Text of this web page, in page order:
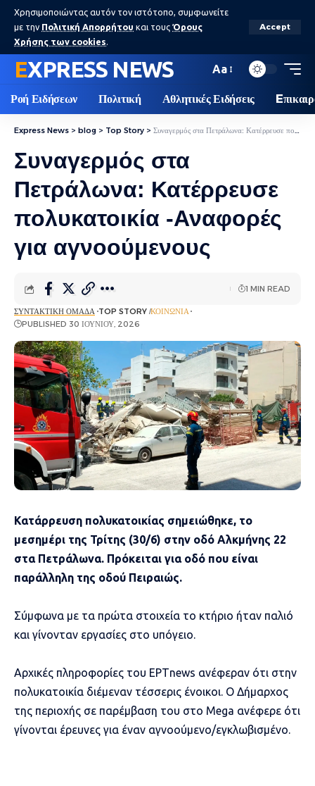
Χρησιμοποιώντας αυτόν τον ιστότοπο, συμφωνείτε
με την Πολιτική Απορρήτου και τους Όρους
Χρήσης των cookies.
Accept
EXPRESS NEWS Aa
Ροή Ειδήσεων Πολιτική Αθλητικές Ειδήσεις
Express News > blog > Top Story > Συναγερμός στα Πετράλωνα: Κατέρρευσε πολυκατοικία -Αναφορές για αγνοούμενους
Συναγερμός στα
Πετράλωνα: Κατέρρευσε
πολυκατοικία -Αναφορές
για αγνοούμενους
ΣΥΝΤΑΚΤΙΚΉ ΟΜΆΔΑ TOP STORY ΚΟΙΝΩΝΊΑ
PUBLISHED 30 ΙΟΥΝΊΟΥ, 2026
1 MIN READ
Κατάρρευση πολυκατοικίας σημειώθηκε, το
μεσημέρι της Τρίτης (30/6) στην οδό Αλκμήνης 22
στα Πετράλωνα. Πρόκειται για οδό που είναι
παράλληλη της οδού Πειραιώς.
Σύμφωνα με τα πρώτα στοιχεία το κτήριο ήταν παλιό
και γίνονταν εργασίες στο υπόγειο.
Αρχικές πληροφορίες του ΕΡΤnews ανέφεραν ότι στην
πολυκατοικία διέμεναν τέσσερις ένοικοι. Ο Δήμαρχος
της περιοχής σε παρέμβαση του στο Mega ανέφερε ότι
γίνονται έρευνες για έναν αγνοούμενο/εγκλωβισμένο.